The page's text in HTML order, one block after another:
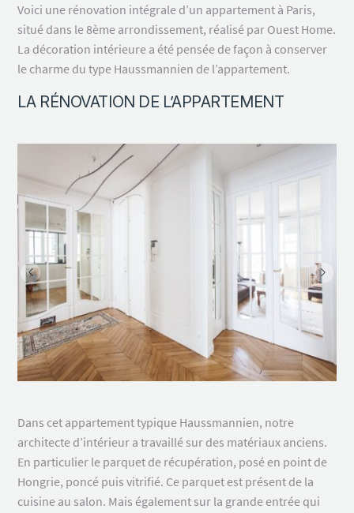
Voici une rénovation intégrale d’un appartement à Paris,
situé dans le 8ème arrondissement, réalisé par Ouest Home.
La décoration intérieure a été pensée de façon à conserver
le charme du type Haussmannien de l’appartement.
LA RÉNOVATION DE L’APPARTEMENT
Dans cet appartement typique Haussmannien, notre
architecte d’intérieur a travaillé sur des matériaux anciens.
En particulier le parquet de récupération, posé en point de
Hongrie, poncé puis vitrifié. Ce parquet est présent de la
cuisine au salon. Mais également sur la grande entrée qui